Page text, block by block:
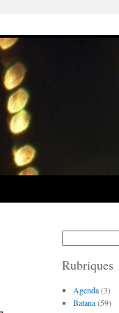
Rubriques
Agenda(3)
Batana(59)